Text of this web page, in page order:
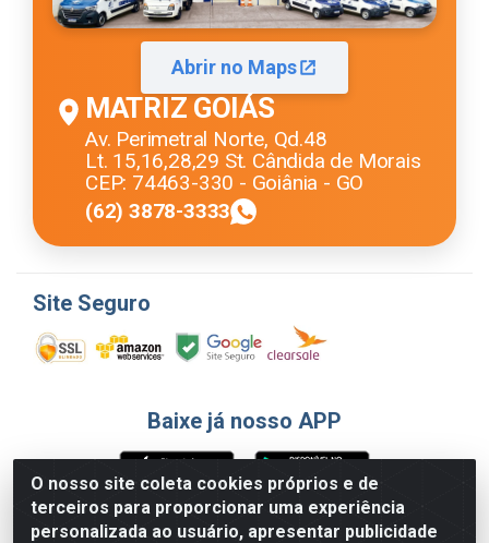
O nosso site coleta cookies próprios e de
terceiros para proporcionar uma experiência
personalizada ao usuário, apresentar publicidade
Abrir no Maps
MATRIZ GOIÁS
Av. Perimetral Norte, Qd.48
Lt. 15,16,28,29 St. Cândida de Morais
CEP: 74463-330 - Goiânia - GO
(62) 3878-3333
Site Seguro
Baixe já nosso APP
Formas de Pagamento